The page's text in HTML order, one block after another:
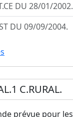
DU 28/01/2002.
DU 09/09/2004.
C.RURAL.
prévue pour les